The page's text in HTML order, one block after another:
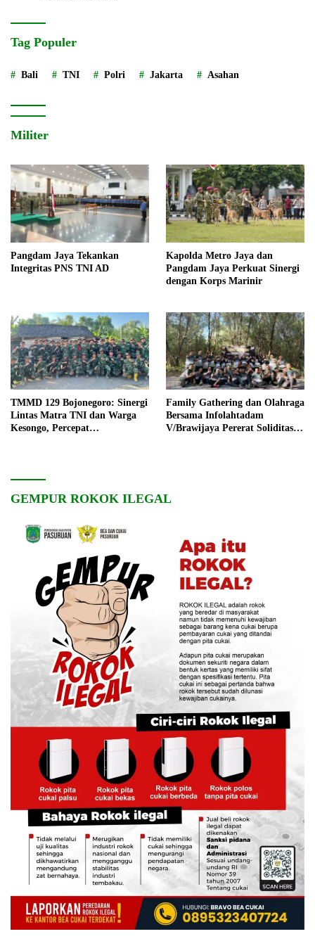
Tag Populer
Bali TNI Polri Jakarta Asahan
Militer
Pangdam Jaya Tekankan
Integritas PNS TNI AD
Kapolda Metro Jaya dan
Pangdam Jaya Perkuat Sinergi
dengan Korps Marinir
TMMD 129 Bojonegoro: Sinergi
Lintas Matra TNI dan Warga
Kesongo, Percepat
Family Gathering dan Olahraga
Bersama Infolahtadam
V/Brawijaya Pererat Soliditas
GEMPUR ROKOK ILEGAL